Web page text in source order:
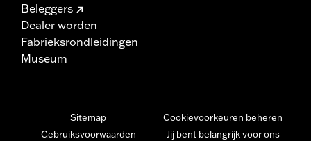
Beleggers
Dealer worden
Fabrieksrondleidingen
Museum
Sitemap
Gebruiksvoorwaarden
Cookievoorkeuren beheren
Jij bent belangrijk voor ons